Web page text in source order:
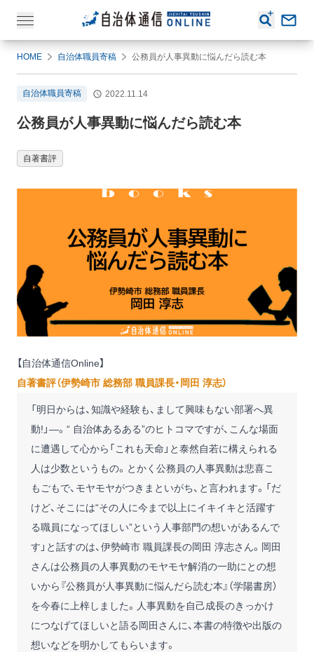
HOME 自治体職員寄稿 公務員が人事異動に悩んだら読む本
自治体職員寄稿 2022.11.14
公務員が人事異動に悩んだら読む本
自著書評
【自治体通信Online】
自著書評（伊勢崎市 総務部 職員課長・岡田 淳志）
「明日からは、知識や経験も、まして興味もない部署へ異
動!」―。“ 自治体あるある”のヒトコマですが、こんな場面
に遭遇して心から「これも天命」と泰然自若に構えられる
人は少数というもの。とかく公務員の人事異動は悲喜こ
もごもで、モヤモヤがつきまといがち、と言われます。「だ
けど、そこには“その人に今まで以上にイキイキと活躍す
る職員になってほしい”という人事部門の想いがあるんで
す」と話すのは、伊勢崎市 職員課長の岡田 淳志さん。岡田
さんは公務員の人事異動のモヤモヤ解消の一助にとの想
いから 『公務員が人事異動に悩んだら読む本』 （学陽書房）
を今春に上梓しました。人事異動を自己成長のきっかけ
につなげてほしいと語る岡田さんに、本書の特徴や出版の
想いなどを明かしてもらいます。